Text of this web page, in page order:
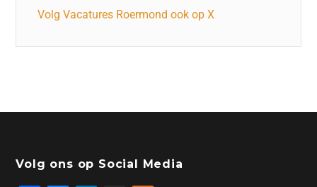
Volg Vacatures Roermond ook op X
Volg ons op Social Media